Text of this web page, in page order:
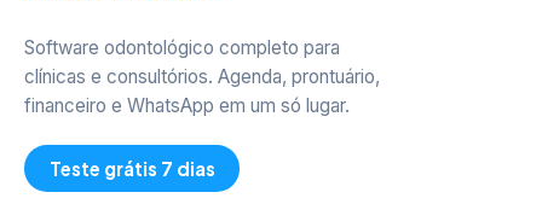
Software odontológico completo para
clínicas e consultórios. Agenda, prontuário,
financeiro e WhatsApp em um só lugar.
Teste grátis 7 dias